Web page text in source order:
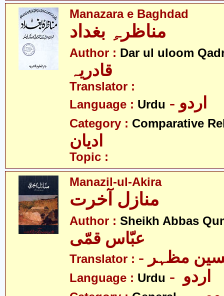
Manazara e Baghdad
مناظرہِ بغداد
Author : Dar ul uloom
قادریہ
Translator :
Language : Urdu - اردو
Category : Comparative
ادیان
Topic :
Manazil-ul-Akira
منازل آخرت
Author : Sheikh Abbas
عبّاس قمّی
Translator : حسین مظہر
Language : Urdu